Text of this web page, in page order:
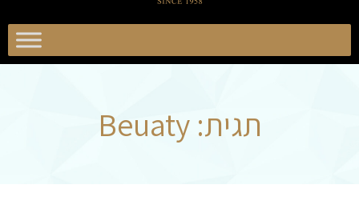
תכשיטים
תגית:Beuaty